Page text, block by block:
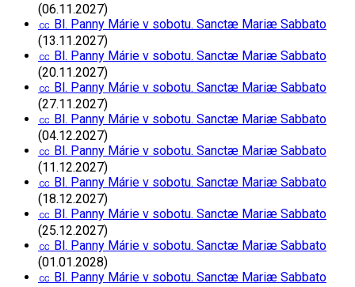
(06.11.2027)
㏄ Bl. Panny Márie v sobotu. Sanctæ Mariæ Sabbato
(13.11.2027)
㏄ Bl. Panny Márie v sobotu. Sanctæ Mariæ Sabbato
(20.11.2027)
㏄ Bl. Panny Márie v sobotu. Sanctæ Mariæ Sabbato
(27.11.2027)
㏄ Bl. Panny Márie v sobotu. Sanctæ Mariæ Sabbato
(04.12.2027)
㏄ Bl. Panny Márie v sobotu. Sanctæ Mariæ Sabbato
(11.12.2027)
㏄ Bl. Panny Márie v sobotu. Sanctæ Mariæ Sabbato
(18.12.2027)
㏄ Bl. Panny Márie v sobotu. Sanctæ Mariæ Sabbato
(25.12.2027)
㏄ Bl. Panny Márie v sobotu. Sanctæ Mariæ Sabbato
(01.01.2028)
㏄ Bl. Panny Márie v sobotu. Sanctæ Mariæ Sabbato